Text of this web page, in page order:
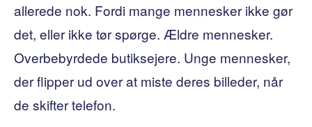
allerede nok. Fordi mange mennesker ikke gør
det, eller ikke tør spørge. Ældre mennesker.
Overbebyrdede butiksejere. Unge mennesker,
der flipper ud over at miste deres billeder, når
de skifter telefon.